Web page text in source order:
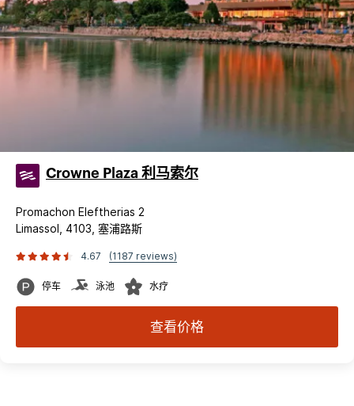
Crowne Plaza 利马索尔
Promachon Eleftherias 2
Limassol, 4103, 塞浦路斯
4.67 (1187 reviews)
停车 泳池 水疗
查看价格